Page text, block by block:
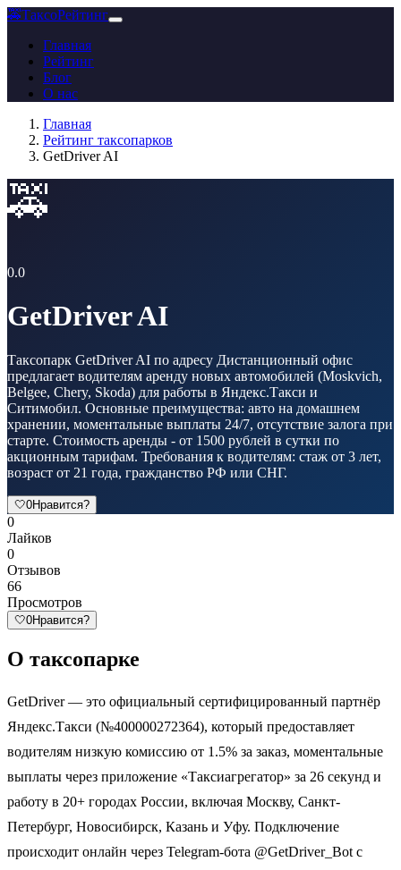
🚕ТаксоРейтинг
Главная
Рейтинг
Блог
О нас
Главная
Рейтинг таксопарков
GetDriver AI
🚕
0.0
GetDriver AI
Таксопарк GetDriver AI по адресу Дистанционный офис
предлагает водителям аренду новых автомобилей (Moskvich,
Belgee, Chery, Skoda) для работы в Яндекс.Такси и
Ситимобил. Основные преимущества: авто на домашнем
хранении, моментальные выплаты 24/7, отсутствие залога при
старте. Стоимость аренды - от 1500 рублей в сутки по
акционным тарифам. Требования к водителям: стаж от 3 лет,
возраст от 21 года, гражданство РФ или СНГ.
🤍0Нравится?
0
Лайков
0
Отзывов
66
Просмотров
🤍0Нравится?
О таксопарке
GetDriver — это официальный сертифицированный партнёр
Яндекс.Такси (№400000272364), который предоставляет
водителям низкую комиссию от 1.5% за заказ, моментальные
выплаты через приложение «Таксиагрегатор» за 26 секунд и
работу в 20+ городах России, включая Москву, Санкт-
Петербург, Новосибирск, Казань и Уфу. Подключение
происходит онлайн через Telegram-бота @GetDriver_Bot с